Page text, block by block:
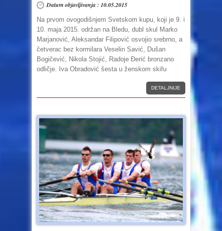
Datum objavljivanja : 10.05.2015
Na prvom ovogodišnjem Svetskom kupu, koji je 9. i
10. maja 2015. održan na Bledu, dubl skul Marko
Marjanović, Aleksandar Filipović osvojio srebrno, a
četverac bez kormilara Veselin Savić, Dušan
Bogičević, Nikola Stojić, Radoje Đerić bronzano
odličje. Iva Obradović šesta u ženskom skifu
DETALJNIJE